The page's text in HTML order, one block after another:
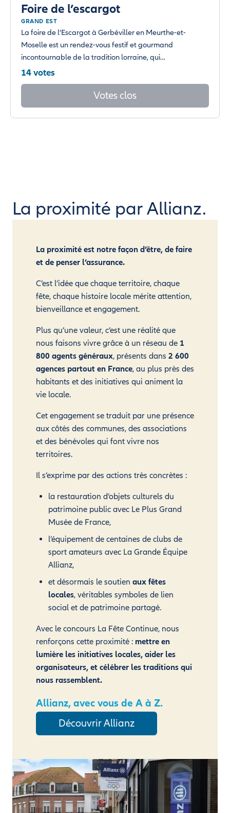
Foire de l’escargot
GRAND EST
La foire de l’Escargot à Gerbéviller en Meurthe-et-
Moselle est un rendez-vous festif et gourmand
incontournable de la tradition lorraine, qui…
14 votes
Votes clos
La proximité par Allianz.
La proximité est notre façon d’être, de faire
et de penser l’assurance.
C’est l’idée que chaque territoire, chaque
fête, chaque histoire locale mérite attention,
bienveillance et engagement.
Plus qu’une valeur, c’est une réalité que
nous faisons vivre grâce à un réseau de 1
800 agents généraux, présents dans 2 600
agences partout en France, au plus près des
habitants et des initiatives qui animent la
vie locale.
Cet engagement se traduit par une présence
aux côtés des communes, des associations
et des bénévoles qui font vivre nos
territoires.
Il s’exprime par des actions très concrètes :
la restauration d’objets culturels du
patrimoine public avec Le Plus Grand
Musée de France,
l’équipement de centaines de clubs de
sport amateurs avec La Grande Équipe
Allianz,
et désormais le soutien aux fêtes
locales, véritables symboles de lien
social et de patrimoine partagé.
Avec le concours La Fête Continue, nous
renforçons cette proximité : mettre en
lumière les initiatives locales, aider les
organisateurs, et célébrer les traditions qui
nous rassemblent.
Allianz, avec vous de A à Z.
Découvrir Allianz